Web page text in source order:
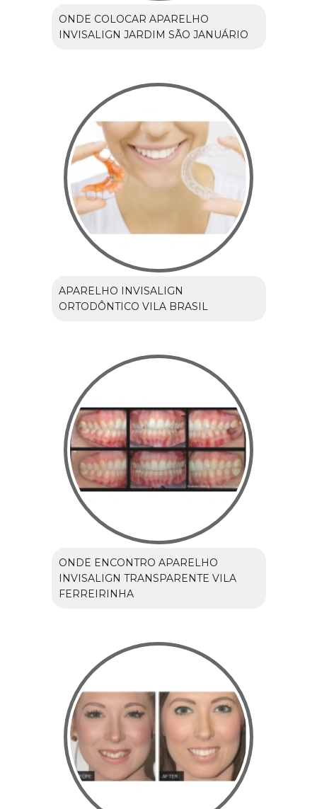
ONDE COLOCAR APARELHO
INVISALIGN JARDIM SÃO JANUÁRIO
APARELHO INVISALIGN
ORTODÔNTICO VILA BRASIL
ONDE ENCONTRO APARELHO
INVISALIGN TRANSPARENTE VILA
FERREIRINHA